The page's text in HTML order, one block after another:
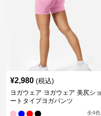
¥2,980 (税込)
ヨガウェア ヨガウェア 美尻ショ
ートタイプヨガパンツ
全4色